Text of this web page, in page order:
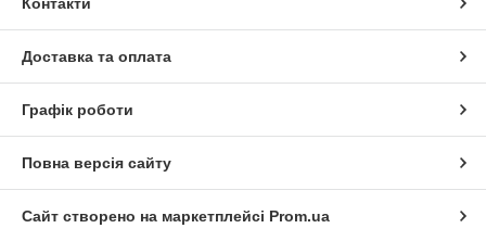
Контакти
Доставка та оплата
Графік роботи
Повна версія сайту
Сайт створено на маркетплейсі Prom.ua